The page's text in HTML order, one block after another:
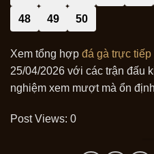
48 49 50
Xem tổng hợp đá gà trực tiếp
25/04/2026 với các trận đấu
nghiệm xem mượt mà ổn
Post Views: 0